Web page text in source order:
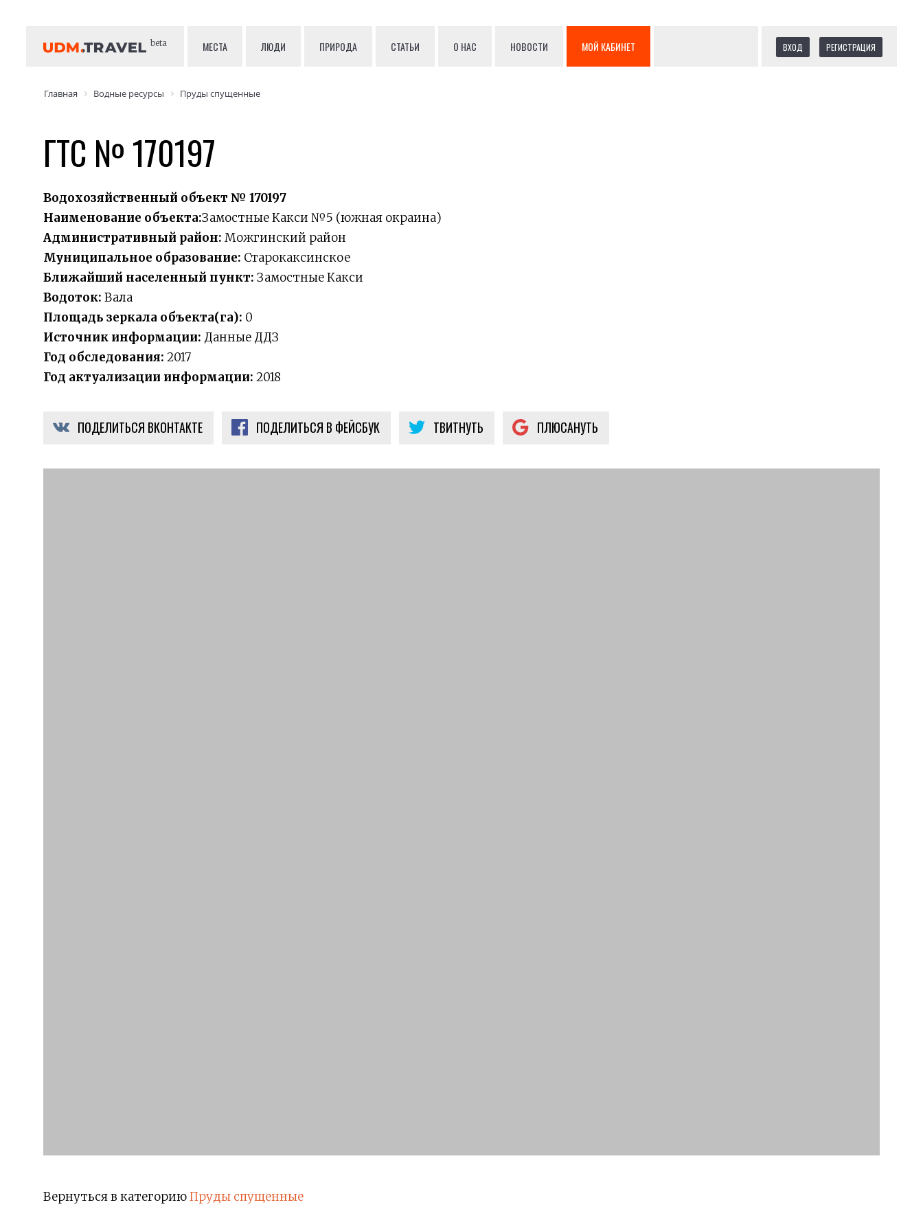
beta МЕСТА ЛЮДИ ПРИРОДА СТАТЬИ О НАС НОВОСТИ МОЙ КАБИНЕТ ВХОД РЕГИСТРАЦИЯ
Главная Водные ресурсы Пруды спущенные
ГТС № 170197
Водохозяйственный объект № 170197
Наименование объекта:Замостные Какси №5 (южная окраина)
Административный район: Можгинский район
Муниципальное образование: Старокаксинское
Ближайший населенный пункт: Замостные Какси
Водоток: Вала
Площадь зеркала объекта(га): 0
Источник информации: Данные ДДЗ
Год обследования: 2017
Год актуализации информации: 2018
ПОДЕЛИТЬСЯ ВКОНТАКТЕ ПОДЕЛИТЬСЯ В ФЕЙСБУК ТВИТНУТЬ ПЛЮСАНУТЬ
Вернуться в категориюПруды спущенные